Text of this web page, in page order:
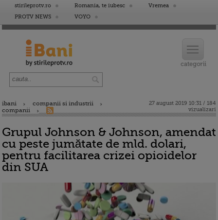
stirileprotv.ro Romania, te iubesc
Vremea
PROTV NEWS
VOYO
ibani
companii si industrii
companii
27 august 2019 10:31 / 184
vizualizari
Grupul Johnson & Johnson, amendat
cu peste jumătate de mld. dolari,
pentru facilitarea crizei opioidelor
din SUA